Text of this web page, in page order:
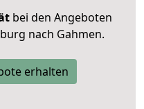
bei den Angeboten
nach Gahmen.
erhalten